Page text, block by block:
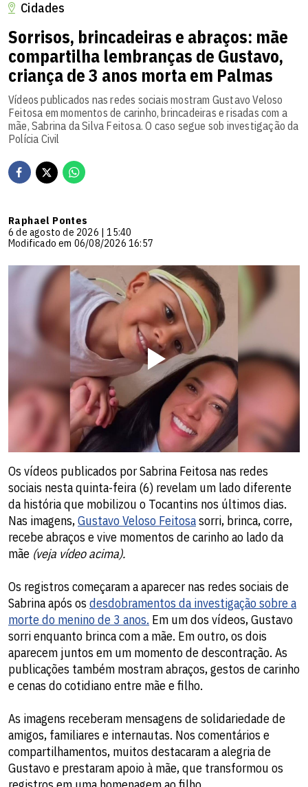
Cidades
Sorrisos, brincadeiras e abraços: mãe
compartilha lembranças de Gustavo,
criança de 3 anos morta em Palmas
Vídeos publicados nas redes sociais mostram Gustavo Veloso
Feitosa em momentos de carinho, brincadeiras e risadas com a
mãe, Sabrina da Silva Feitosa. O caso segue sob investigação da
Polícia Civil
Raphael Pontes
6 de agosto de 2026 | 15:40
Modificado em 06/08/2026 16:57
Os vídeos publicados por Sabrina Feitosa nas redes
sociais nesta quinta-feira (6) revelam um lado diferente
da história que mobilizou o Tocantins nos últimos dias.
Nas imagens,Gustavo Veloso Feitosasorri, brinca, corre,
recebe abraços e vive momentos de carinho ao lado da
mãe (veja vídeo acima).
Os registros começaram a aparecer nas redes sociais de
Sabrina após os desdobramentos da investigação sobre a
morte do menino de 3 anos. Em um dos vídeos, Gustavo
sorri enquanto brinca com a mãe. Em outro, os dois
aparecem juntos em um momento de descontração. As
publicações também mostram abraços, gestos de carinho
e cenas do cotidiano entre mãe e filho.
As imagens receberam mensagens de solidariedade de
amigos, familiares e internautas. Nos comentários e
compartilhamentos, muitos destacaram a alegria de
Gustavo e prestaram apoio à mãe, que transformou os